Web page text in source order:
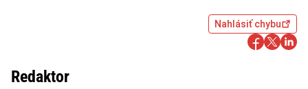
Nahlásiť chybu
Redaktor